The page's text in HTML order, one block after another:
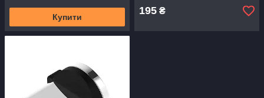
Купити
195 ₴